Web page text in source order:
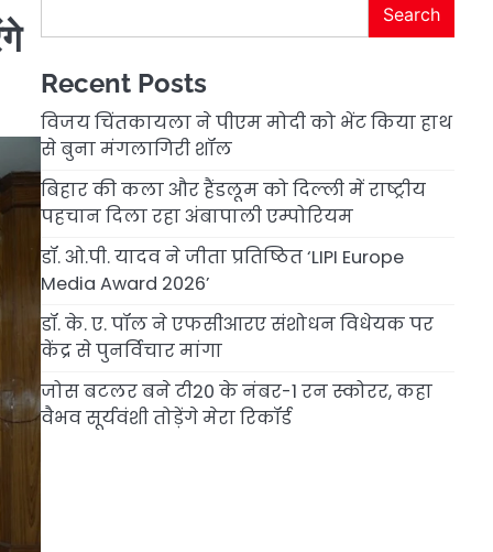
Search
Recent Posts
विजय चिंतकायला ने पीएम मोदी को भेंट किया हाथ
से बुना मंगलागिरी शॉल
बिहार की कला और हैंडलूम को दिल्ली में राष्ट्रीय
पहचान दिला रहा अंबापाली एम्पोरियम
डॉ. ओ.पी. यादव ने जीता प्रतिष्ठित ‘LIPI Europe
Media Award 2026’
डॉ. के. ए. पॉल ने एफसीआरए संशोधन विधेयक पर
केंद्र से पुनर्विचार मांगा
जोस बटलर बने टी20 के नंबर-1 रन स्कोरर, कहा
वैभव सूर्यवंशी तोड़ेंगे मेरा रिकॉर्ड